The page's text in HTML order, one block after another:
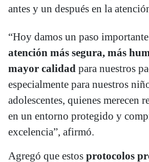
antes y un después en la
“Hoy damos un paso
atención más segura, más
mayor calidad para nuestros
especialmente para nuestros
adolescentes, quienes merecen
en un entorno protegido y
excelencia”, afirmó.
Agregó que estos protocolos